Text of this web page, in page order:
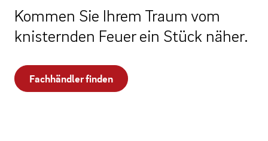
Kommen Sie Ihrem Traum vom
knisternden Feuer ein Stück näher.
Fachhändler finden